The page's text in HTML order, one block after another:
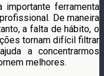
ferramenta
De maneira
a falta de hábito, o
tornam difícil filtrar
a concentrarmos
melhores.